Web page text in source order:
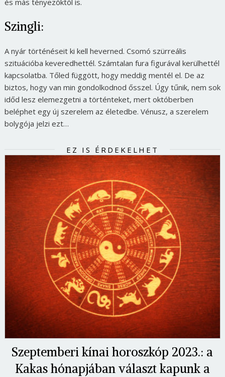
Szingli:
A nyár történéseit ki kell heverned. Csomó szürreális
szituációba keveredhettél. Számtalan fura figurával kerülhettél
kapcsolatba. Tőled függött, hogy meddig mentél el. De az
biztos, hogy van min gondolkodnod ősszel. Úgy tűnik, nem sok
időd lesz elemezgetni a történteket, mert októberben
beléphet egy új szerelem az életedbe. Vénusz, a szerelem
bolygója jelzi ezt…
EZ IS ÉRDEKELHET
Szeptemberi kínai horoszkóp 2023.: a
Kakas hónapjában választ kapunk a
Jelszó
Mégse Bejelentkezés